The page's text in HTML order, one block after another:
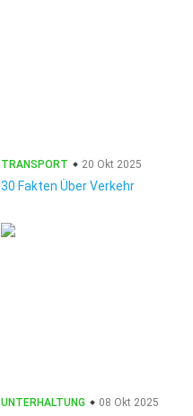
TRANSPORT 20 Okt 2025
30 Fakten Über Verkehr
UNTERHALTUNG 08 Okt 2025